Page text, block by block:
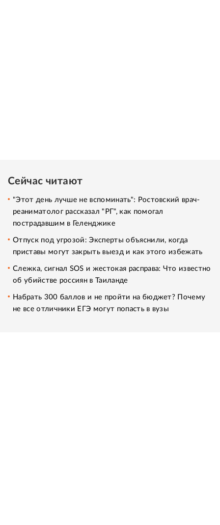
Сейчас читают
"Этот день лучше не вспоминать": Ростовский врач-
реаниматолог рассказал "РГ", как помогал
пострадавшим в Геленджике
Отпуск под угрозой: Эксперты объяснили, когда
приставы могут закрыть выезд и как этого избежать
Слежка, сигнал SOS и жестокая расправа: Что известно
об убийстве россиян в Таиланде
Набрать 300 баллов и не пройти на бюджет? Почему
не все отличники ЕГЭ могут попасть в вузы